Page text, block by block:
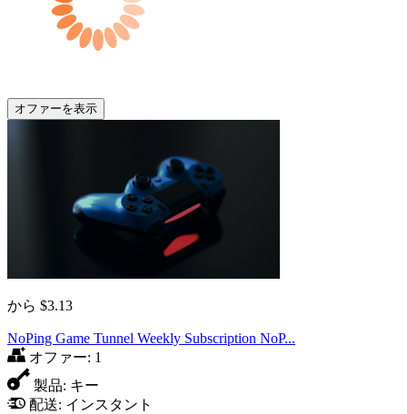
オファーを表示
から $3.13
NoPing Game Tunnel Weekly Subscription NoP...
オファー: 1
製品: キー
配送: インスタント